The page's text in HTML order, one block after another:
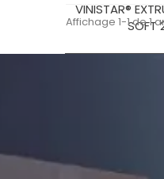
VINISTAR®
SOFT
Affichage 1-1 de 1